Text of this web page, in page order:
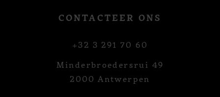
CONTACTEER ONS
+32 3 291 70 60
Minderbroedersrui 49
2000 Antwerpen